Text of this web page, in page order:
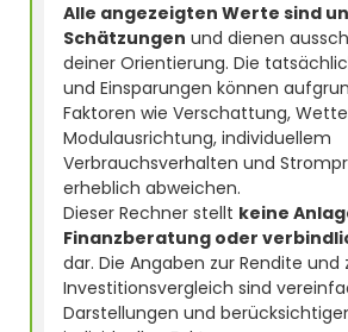
Alle angezeigten Werte sind
Schätzungen und dienen
deiner Orientierung. Die
und Einsparungen können
Faktoren wie Verschattung,
Modulausrichtung, individuellem
Verbrauchsverhalten und
erheblich abweichen.
Dieser Rechner stellt keine
Finanzberatung oder
dar. Die Angaben zur Rendite und
Investitionsvergleich sind
Darstellungen und